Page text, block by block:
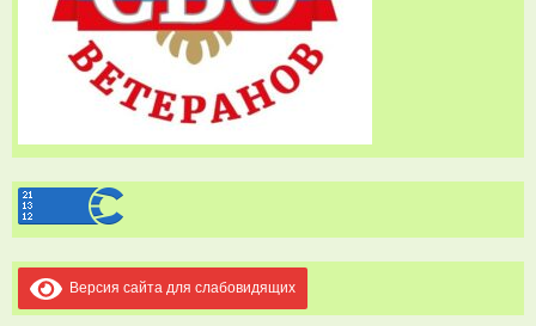
Версия сайта для слабовидящих